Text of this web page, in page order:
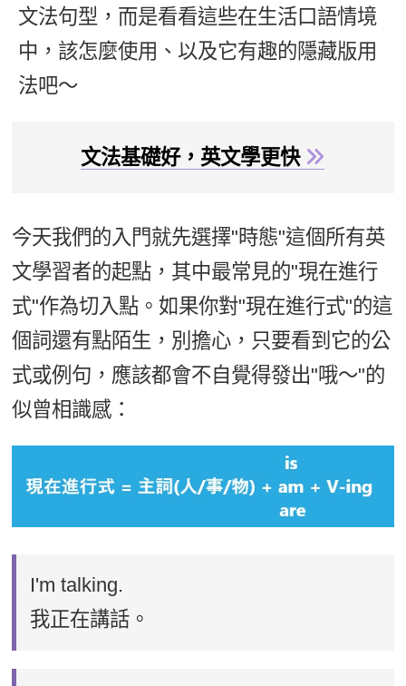
英文寫作
Cengage TED Talks
CNN聽力強化
文法句型，而是看看這些在生活口語情境
中，該怎麼使用、以及它有趣的隱藏版用
法吧～
文法基礎好，英文學更快
今天我們的入門就先選擇"時態"這個所有英
文學習者的起點，其中最常見的"現在進行
式"作為切入點。如果你對"現在進行式"的這
個詞還有點陌生，別擔心，只要看到它的公
式或例句，應該都會不自覺得發出"哦～"的
似曾相識感：
I'm talking.
我正在講話。